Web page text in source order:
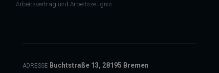
Arbeitsvertrag und Arbeitszeugnis
ADRESSE Buchtstraße 13, 28195 Bremen